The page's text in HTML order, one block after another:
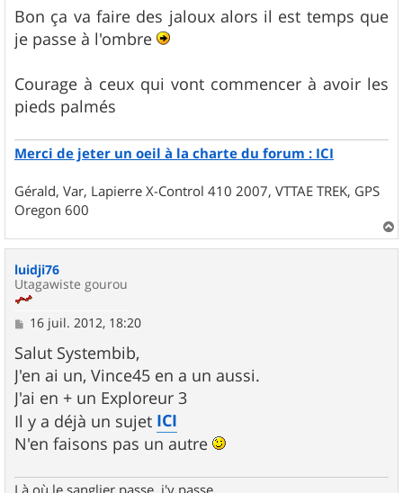
Bon ça va faire des jaloux alors il est temps que
je passe à l'ombre
Courage à ceux qui vont commencer à avoir les
pieds palmés
Merci de jeter un oeil à la charte du forum : ICI
Gérald, Var, Lapierre X-Control 410 2007, VTTAE TREK, GPS
Oregon 600
a
luidji76
Utagawiste gourou
M
s
s
a
g
e
16 juil. 2012, 18:20
Salut Systembib,
J'en ai un, Vince45 en a un aussi.
J'ai en + un Exploreur 3
Il y a déjà un sujet ICI
N'en faisons pas un autre